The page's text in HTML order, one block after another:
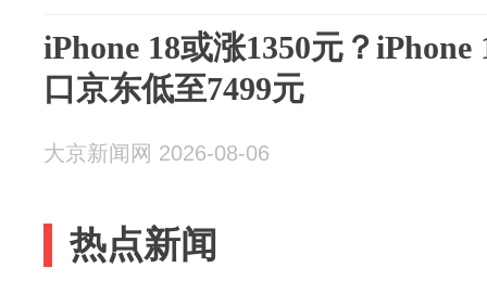
iPhone 18或涨1350元？
口京东低至7499元
大京新闻网 2026-08-06
热点新闻